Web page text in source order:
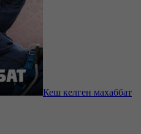
Кеш келген махаббат